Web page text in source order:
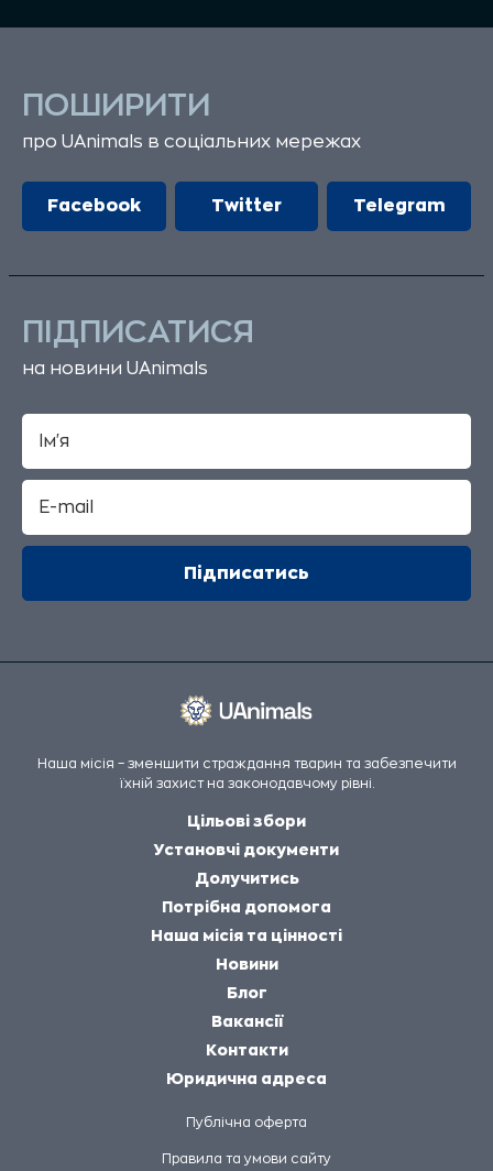
ПОШИРИТИ
про UAnimals в соціальних мережах
Facebook Twitter Telegram
ПІДПИСАТИСЯ
на новини UAnimals
Наша місія – зменшити страждання тварин та забезпечити
їхній захист на законодавчому рівні.
Цільові збори
Установчі документи
Долучитись
Потрібна допомога
Наша місія та цінності
Новини
Блог
Вакансії
Контакти
Юридична адреса
Публічна оферта
Правила та умови сайту